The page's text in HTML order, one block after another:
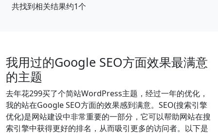
共找到相关结果约1个
我用过的Google SEO方面效果最满意
的主题
去年花299买了个简站WordPress主题，经过一年的优化，
我的站在Google SEO方面的效果感到满意。SEO(搜索引擎
优化)是网站建设中非常重要的一部分，它可以帮助网站在搜
索引擎中获得更好的排名，从而吸引更多的访问者。以下是